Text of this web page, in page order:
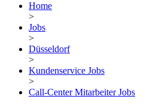
Home
>
Jobs
>
Düsseldorf
>
Kundenservice Jobs
>
Call-Center Mitarbeiter Jobs